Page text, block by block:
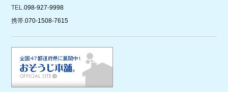
TEL.098-927-9998
携帯.070-1508-7615